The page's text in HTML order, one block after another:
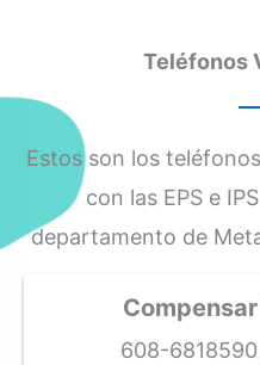
Teléfonos
Estos son los
con las EPS e
departamento de
608-